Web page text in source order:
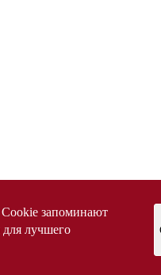
запоминают
лучшего